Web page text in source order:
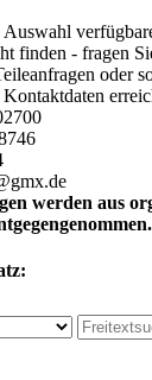
finden - fragen
oder
werden aus